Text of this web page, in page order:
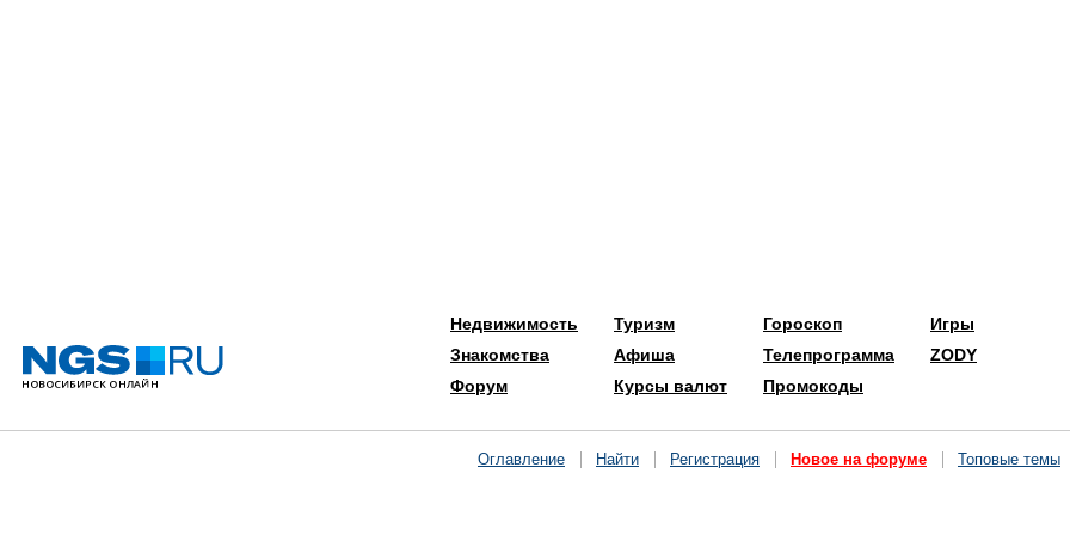
Недвижимость
Знакомства
Форум
Туризм
Афиша
Курсы валют
Гороскоп
Телепрограмма
Промокоды
Игры
ZODY
Оглавление Найти Регистрация Новое на форуме Топовые темы